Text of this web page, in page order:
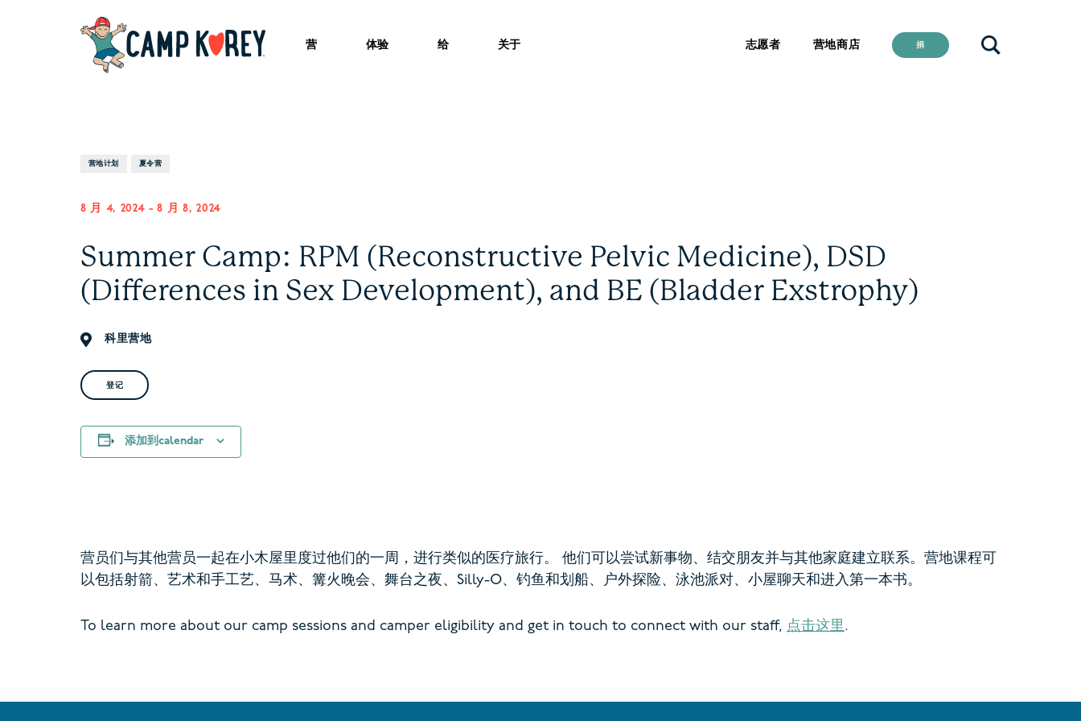
营 体验 给 关于 志愿者 营地商店 捐
营地计划 夏令营
8 月 4, 2024 -8 月 8, 2024
Summer Camp: RPM (Reconstructive Pelvic Medicine), DSD
(Differences in Sex Development), and BE (Bladder Exstrophy)
科里营地
登记
添加到calendar
营员们与其他营员一起在小木屋里度过他们的一周，进行类似的医疗旅行。 他们可以尝试新事物、结交朋友并与其他家庭建立联系。营地课程可
以包括射箭、艺术和手工艺、马术、篝火晚会、舞台之夜、Silly-O、钓鱼和划船、户外探险、泳池派对、小屋聊天和进入第一本书。
To learn more about our camp sessions and camper eligibility and get in touch to connect with our staff, 点击这里.